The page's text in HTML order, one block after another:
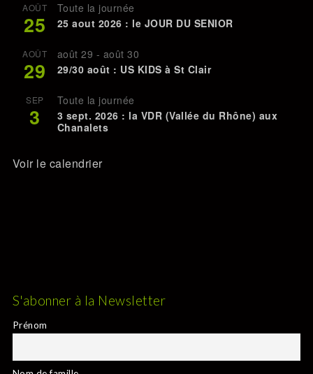
AOÛT
25
Toute la journée
25 aout 2026 : le JOUR DU SENIOR
AOÛT
29
août 29 - août 30
29/30 août : US KIDS à St Clair
SEP
3
Toute la journée
3 sept. 2026 : la VDR (Vallée du Rhône) aux
Chanalets
Voir le calendrier
S'abonner à la Newsletter
Prénom